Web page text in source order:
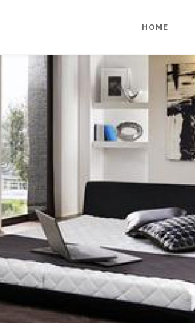
HOME